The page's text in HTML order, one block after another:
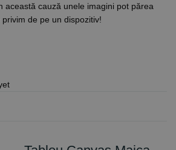
această cauză unele imagini pot părea
de pe un dispozitiv!